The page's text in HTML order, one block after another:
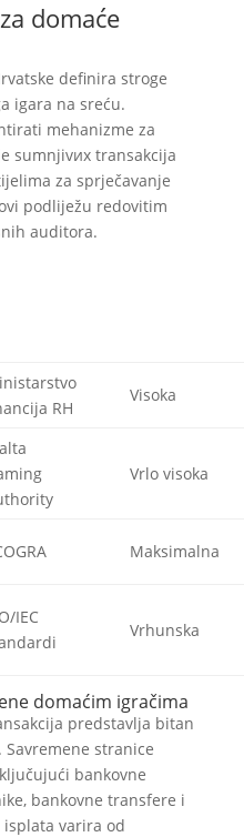
domaće
definira stroge
igara na sreću.
mehanizme za
sumnjivих transakcija
za sprječavanje
podliježu redovitim
auditora.
RH
Visoka
Vrlo visoka
Maksimalna
IEC
Vrhunska
domaćim igračima
predstavlja bitan
stranice
bankovne
bankovne transfere i
varira od